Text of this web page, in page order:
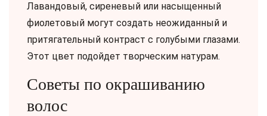
Лавандовый, сиреневый или насыщенный
фиолетовый могут создать неожиданный и
притягательный контраст с голубыми глазами.
Этот цвет подойдет творческим натурам.
Советы по окрашиванию
волос